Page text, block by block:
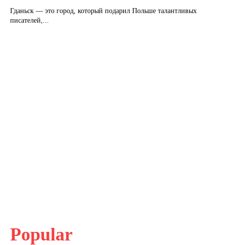
Гданьск — это город, который подарил Польше талантливых
писателей,...
Popular